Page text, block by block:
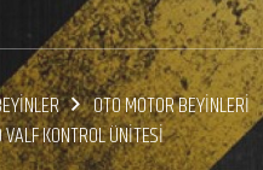
OTO MOTOR BEYİNLERİ
KONTROL ÜNİTESİ